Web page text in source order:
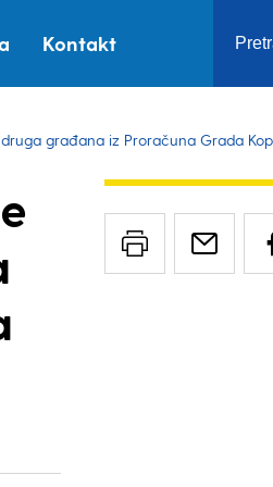
Kontakt
građana iz Proračuna Grada